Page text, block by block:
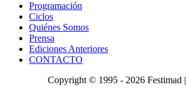
Programación
Ciclos
Quiénes Somos
Prensa
Ediciones Anteriores
CONTACTO
Copyright © 1995 - 2026 Festimad |